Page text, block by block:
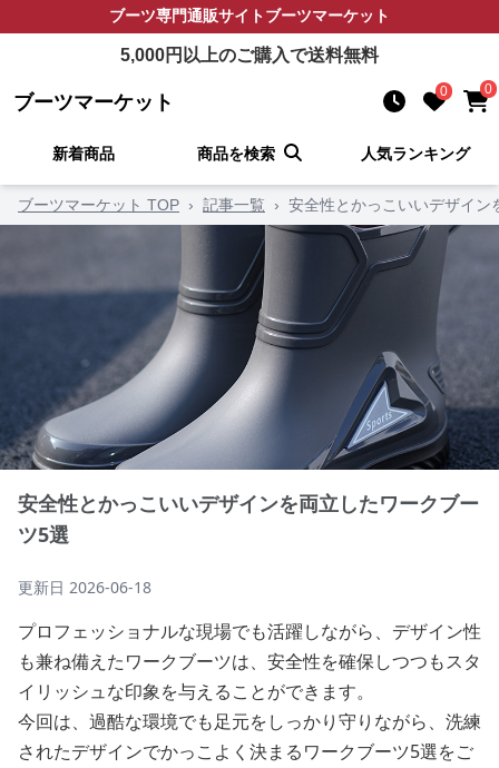
ブーツ専門通販サイトブーツマーケット
5,000円以上のご購入で送料無料
ブーツマーケット 0 0
新着商品 商品を検索 人気ランキング
ブーツマーケット TOP › 記事一覧 › 安全性とかっこいいデザイン
安全性とかっこいいデザインを両立したワークブー
ツ5選
更新日 2026-06-18
プロフェッショナルな現場でも活躍しながら、デザイン性
も兼ね備えたワークブーツは、安全性を確保しつつもスタ
イリッシュな印象を与えることができます。
今回は、過酷な環境でも足元をしっかり守りながら、洗練
されたデザインでかっこよく決まるワークブーツ5選をご